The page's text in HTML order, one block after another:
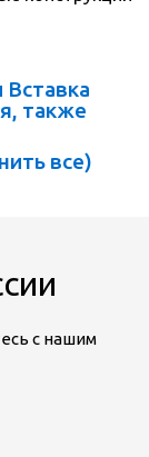
также
все)
с нашим